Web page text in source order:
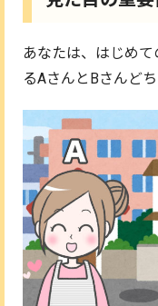
あなたは、はじめ
るAさんとBさんど